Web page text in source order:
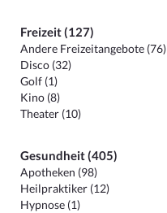
Freizeit (127)
Andere Freizeitangebote (76)
Disco (32)
Golf (1)
Kino (8)
Theater (10)
Gesundheit (405)
Apotheken (98)
Heilpraktiker (12)
Hypnose (1)